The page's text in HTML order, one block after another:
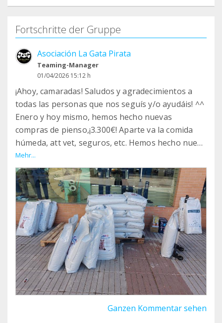
Fortschritte der Gruppe
Asociación La Gata Pirata
Teaming-Manager
01/04/2026 15:12 h
¡Ahoy, camaradas! Saludos y agradecimientos a
todas las personas que nos seguís y/o ayudáis! ^^
Enero y hoy mismo, hemos hecho nuevas
compras de pienso,¡3.300€! Aparte va la comida
húmeda, att vet, seguros, etc. Hemos hecho nueva
recaudación; en nuestra página de Facebook
podéis ir viendo gran parte de nuestra labor con
las colonias y rescatados. ¡¡Gracias!!
Mehr...
Ganzen Kommentar sehen